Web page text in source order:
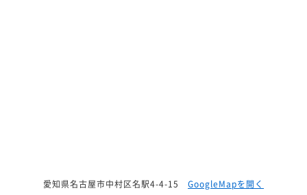
愛知県名古屋市中村区名駅4-4-15 GoogleMapを開く